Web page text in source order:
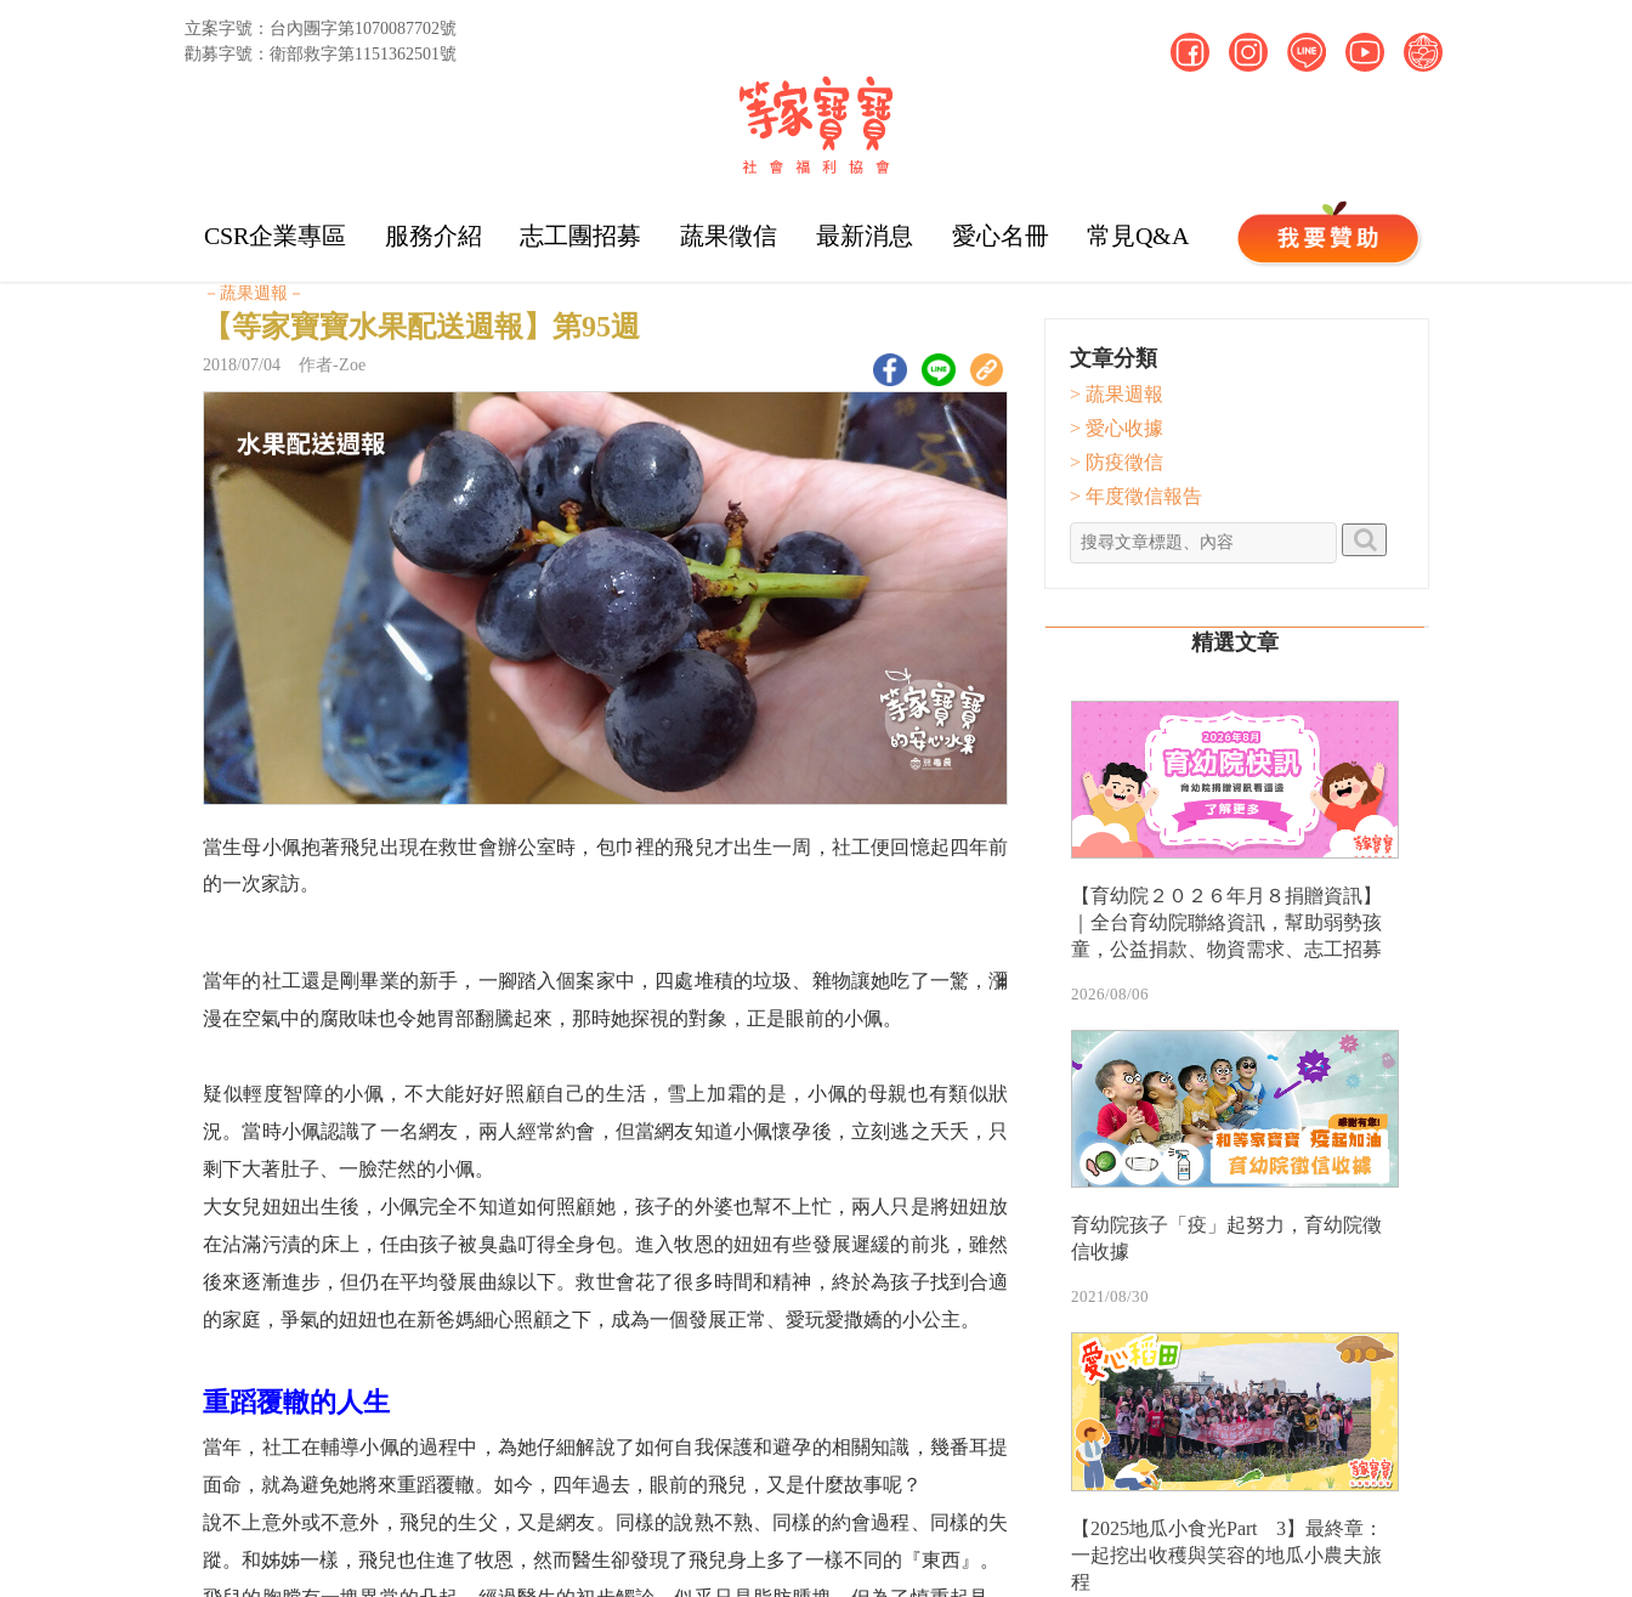
立案字號：台內團字第1070087702號
勸募字號：衛部救字第1151362501號
CSR企業專區 服務介紹 志工團招募 蔬果徵信 最新消息 愛心名冊 常見Q&A
－蔬果週報－
【等家寶寶水果配送週報】第95週
2018/07/04 作者-Zoe
當生母小佩抱著飛兒出現在救世會辦公室時，包巾裡的飛兒才出生一周，社工便回憶起四年前
的一次家訪。
當年的社工還是剛畢業的新手，一腳踏入個案家中，四處堆積的垃圾、雜物讓她吃了一驚，瀰
漫在空氣中的腐敗味也令她胃部翻騰起來，那時她探視的對象，正是眼前的小佩。
疑似輕度智障的小佩，不大能好好照顧自己的生活，雪上加霜的是，小佩的母親也有類似狀
況。當時小佩認識了一名網友，兩人經常約會，但當網友知道小佩懷孕後，立刻逃之夭夭，只
剩下大著肚子、一臉茫然的小佩。
大女兒妞妞出生後，小佩完全不知道如何照顧她，孩子的外婆也幫不上忙，兩人只是將妞妞放
在沾滿污漬的床上，任由孩子被臭蟲叮得全身包。進入牧恩的妞妞有些發展遲緩的前兆，雖然
後來逐漸進步，但仍在平均發展曲線以下。救世會花了很多時間和精神，終於為孩子找到合適
的家庭，爭氣的妞妞也在新爸媽細心照顧之下，成為一個發展正常、愛玩愛撒嬌的小公主。
重蹈覆轍的人生
當年，社工在輔導小佩的過程中，為她仔細解說了如何自我保護和避孕的相關知識，幾番耳提
面命，就為避免她將來重蹈覆轍。如今，四年過去，眼前的飛兒，又是什麼故事呢？
說不上意外或不意外，飛兒的生父，又是網友。同樣的說熟不熟、同樣的約會過程、同樣的失
蹤。和姊姊一樣，飛兒也住進了牧恩，然而醫生卻發現了飛兒身上多了一樣不同的『東西』。
文章分類
> 蔬果週報
> 愛心收據
> 防疫徵信
> 年度徵信報告
精選文章
【育幼院２０２６年月８捐贈資訊】
｜全台育幼院聯絡資訊，幫助弱勢孩
童，公益捐款、物資需求、志工招募
2026/08/06
育幼院孩子「疫」起努力，育幼院徵
信收據
2021/08/30
【2025地瓜小食光Part 3】最終章：
一起挖出收穫與笑容的地瓜小農夫旅
程